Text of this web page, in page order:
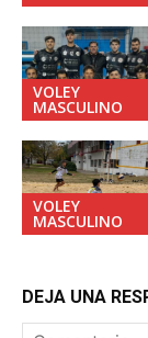
VOLEY
MASCULINO
VOLEY
MASCULINO
DEJA UNA